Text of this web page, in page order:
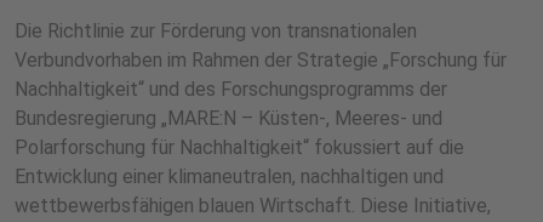
Die Richtlinie zur Förderung von transnationalen
Verbundvorhaben im Rahmen der Strategie „Forschung für
Nachhaltigkeit“ und des Forschungsprogramms der
Bundesregierung „MARE:N – Küsten-, Meeres- und
Polarforschung für Nachhaltigkeit“ fokussiert auf die
Entwicklung einer klimaneutralen, nachhaltigen und
wettbewerbsfähigen blauen Wirtschaft. Diese Initiative,